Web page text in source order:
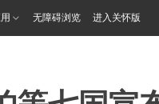
无障碍浏览 进入关怀版